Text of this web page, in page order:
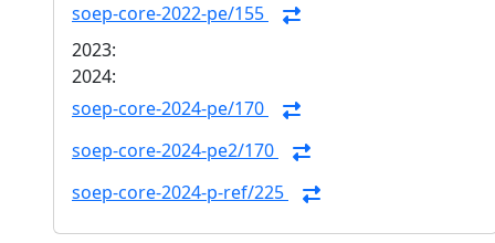
soep-core-2022-pe/155
2023:
2024:
soep-core-2024-pe/170
soep-core-2024-pe2/170
soep-core-2024-p-ref/225